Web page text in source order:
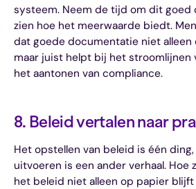
systeem. Neem de tijd om dit goed
zien hoe het meerwaarde biedt.
dat goede documentatie niet alleen
maar juist helpt bij het stroomlijnen
het aantonen van compliance.
8. Beleid vertalen naar
Het opstellen van beleid is één
uitvoeren is een ander verhaal. Hoe
het beleid niet alleen op papier blijft